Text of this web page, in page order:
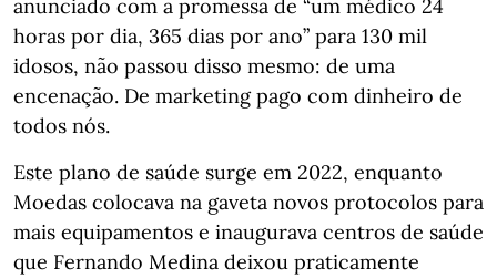
anunciado com a promessa de “um médico 24
horas por dia, 365 dias por ano” para 130 mil
idosos, não passou disso mesmo: de uma
encenação. De marketing pago com dinheiro de
todos nós.
Este plano de saúde surge em 2022, enquanto
Moedas colocava na gaveta novos protocolos para
mais equipamentos e inaugurava centros de saúde
que Fernando Medina deixou praticamente